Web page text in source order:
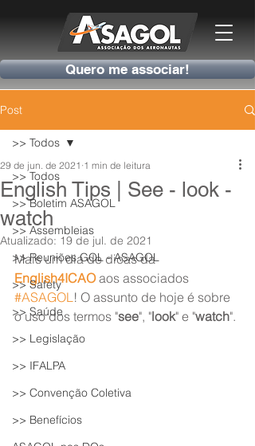
Quero me associar!
Post
>> Todos
>> Boletim ASAGOL
>> Assembleias
>> Reuniões GOL - ASAGOL
>> Safety
>> Saúde
>> Legislação
>> IFALPA
>> Convenção Coletiva
>> Benefícios
>> Todos
English Tips | See - look -
watch
29 de jun. de 2021 1 min de leitura
Atualizado: 19 de jul. de 2021
Mais um dia de dicas da
English4ICAO aos associados
#ASAGOL! O assunto de hoje é sobre
o uso dos termos "see", "look" e "watch".